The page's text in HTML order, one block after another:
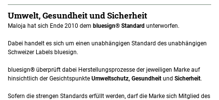
Umwelt, Gesundheit und Sicherheit
Maloja hat sich Ende 2010 dem bluesign® Standard unterworfen.
Dabei handelt es sich um einen unabhängigen Standard des unabhängigen
Schweizer Labels bluesign.
bluesign® überprüft dabei Herstellungsprozesse der jeweiligen Marke auf
hinsichtlich der Gesichtspunkte Umweltschutz, Gesundheit und Sicherheit.
Sofern die strengen Standards erfüllt werden, darf die Marke sich Mitglied des